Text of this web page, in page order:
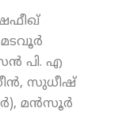
മടവൂര്‍
പി. എ
സുധീഷ്
മന്‍സൂര്‍